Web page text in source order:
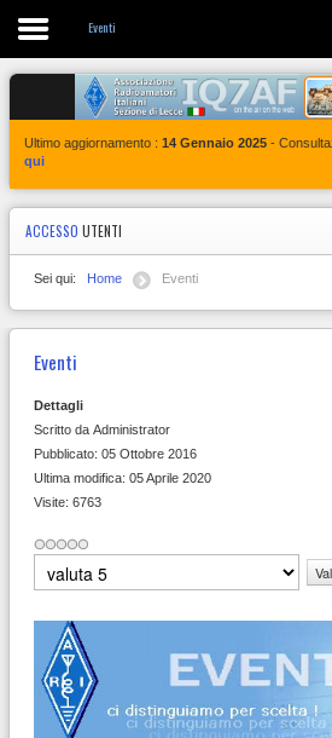
Eventi
Contatti
Ultimo aggiornamento : 14 Gennaio 2025 -
qui
ACCESSO UTENTI
Sei qui: Home Eventi
Eventi
Dettagli
Scritto da Administrator
Pubblicato: 05 Ottobre 2016
Ultima modifica: 05 Aprile 2020
Visite: 6763
Valuta